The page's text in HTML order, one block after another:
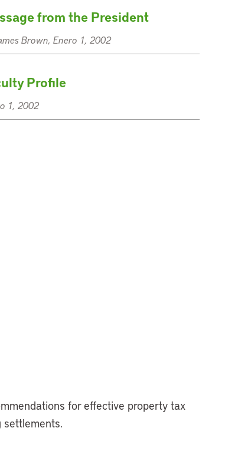
from the President
Brown, Enero 1, 2002
Profile
1, 2002
for effective property tax
settlements.